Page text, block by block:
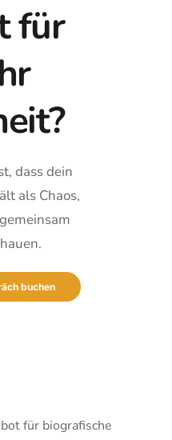
für
dass dein
als Chaos,
buchen
für biografische